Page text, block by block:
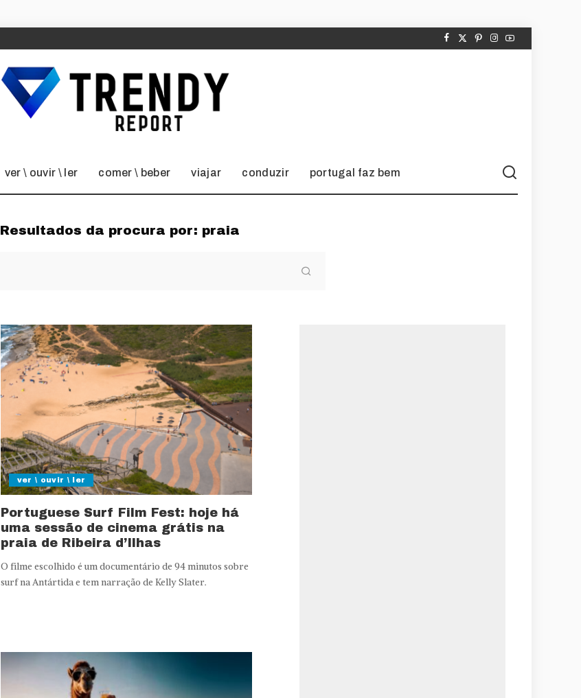
ver \ ouvir \ ler comer \ beber viajar conduzir portugal faz bem
Resultados da procura por: praia
ver \ ouvir \ ler
Portuguese Surf Film Fest: hoje há
uma sessão de cinema grátis na
praia de Ribeira d’Ilhas
O filme escolhido é um documentário de 94 minutos sobre
surf na Antártida e tem narração de Kelly Slater.